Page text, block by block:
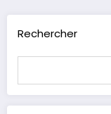
Rechercher